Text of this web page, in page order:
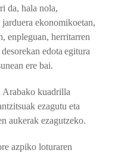
da, hala nola,
ekonomikoetan,
enpleguan, herritarren
edota egitura
ere bai.
Arabako kuadrilla
ezagutu eta
aukerak ezagutzeko.
azpiko loturaren